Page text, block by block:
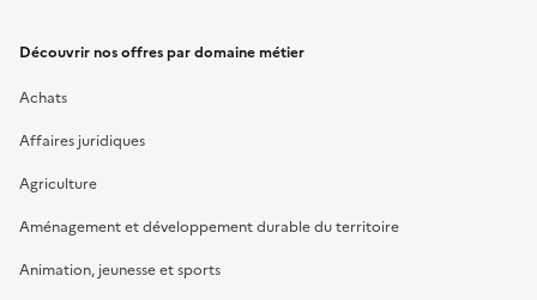
Découvrir nos offres par domaine métier
Achats
Affaires juridiques
Agriculture
Aménagement et développement durable du territoire
Animation, jeunesse et sports